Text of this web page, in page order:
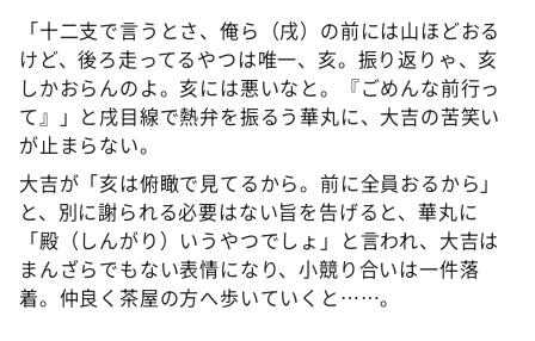
「十二支で言うとさ、俺ら（戌）の前には山ほどおる
けど、後ろ走ってるやつは唯一、亥。振り返りゃ、亥
しかおらんのよ。亥には悪いなと。『ごめんな前行っ
て』」と戌目線で熱弁を振るう華丸に、大吉の苦笑い
が止まらない。
大吉が「亥は俯瞰で見てるから。前に全員おるから」
と、別に謝られる必要はない旨を告げると、華丸に
「殿（しんがり）いうやつでしょ」と言われ、大吉は
まんざらでもない表情になり、小競り合いは一件落
着。仲良く茶屋の方へ歩いていくと……。